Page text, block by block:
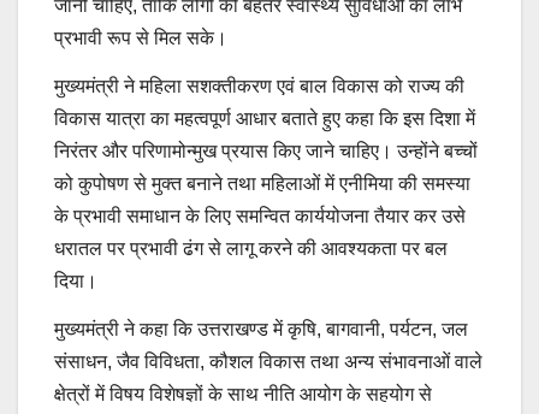
जानी चाहिए, ताकि लोगों को बेहतर स्वास्थ्य सुविधाओं का लाभ
प्रभावी रूप से मिल सके।
मुख्यमंत्री ने महिला सशक्तीकरण एवं बाल विकास को राज्य की
विकास यात्रा का महत्वपूर्ण आधार बताते हुए कहा कि इस दिशा में
निरंतर और परिणामोन्मुख प्रयास किए जाने चाहिए। उन्होंने बच्चों
को कुपोषण से मुक्त बनाने तथा महिलाओं में एनीमिया की समस्या
के प्रभावी समाधान के लिए समन्वित कार्ययोजना तैयार कर उसे
धरातल पर प्रभावी ढंग से लागू करने की आवश्यकता पर बल
दिया।
मुख्यमंत्री ने कहा कि उत्तराखण्ड में कृषि, बागवानी, पर्यटन, जल
संसाधन, जैव विविधता, कौशल विकास तथा अन्य संभावनाओं वाले
क्षेत्रों में विषय विशेषज्ञों के साथ नीति आयोग के सहयोग से